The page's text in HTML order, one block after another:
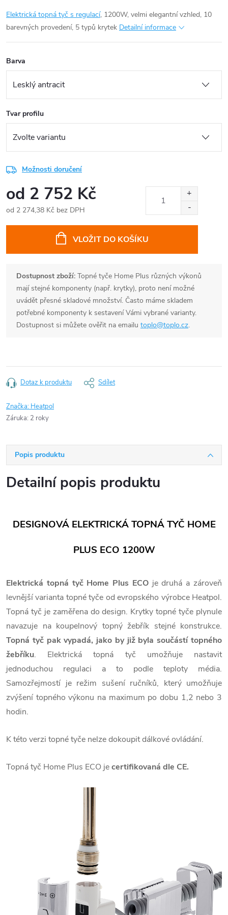
Elektrická topná tyč s regulací, 1200W, velmi elegantní vzhled, 10
barevných provedení, 5 typů krytek Detailní informace
Barva
Tvar profilu
Možnosti doručení
od 2 752 Kč
od 2 274,38 Kč bez DPH
VLOŽIT DO KOŠÍKU
Dostupnost zboží: Topné tyče Home Plus různých výkonů
mají stejné komponenty (např. krytky), proto není možné
uvádět přesné skladové množství. Často máme skladem
potřebné komponenty k sestavení Vámi vybrané varianty.
Dostupnost si můžete ověřit na emailu toplo@toplo.cz.
Dotaz k produktu Sdílet
Značka: Heatpol
Záruka: 2 roky
Popis produktu
Detailní popis produktu
DESIGNOVÁ ELEKTRICKÁ TOPNÁ TYČ HOME
PLUS ECO 1200W
Elektrická topná tyč Home Plus ECOje druhá a zároveň
levnější varianta topné tyče od evropského výrobce Heatpol.
Topná tyč je zaměřena do design. Krytky topné tyče plynule
navazuje na koupelnový topný žebřík stejné konstrukce.
Topná tyč pak vypadá, jako by již byla součástí topného
žebříku. Elektrická topná tyč umožňuje nastavit
jednoduchou regulaci a to podle teploty média.
Samozřejmostí je režim sušení ručníků, který umožňuje
zvýšení topného výkonu na maximum po dobu 1,2 nebo 3
hodin.
K této verzi topné tyče nelze dokoupit dálkové ovládání.
Topná tyč Home Plus ECO jecertifikovaná dle CE.